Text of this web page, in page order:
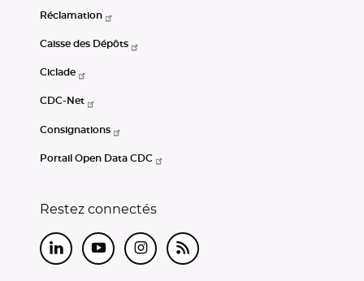
Réclamation
Caisse des Dépôts
Ciclade
CDC-Net
Consignations
Portail Open Data CDC
Restez connectés
LinkedInYoutubeInstagram
RSS